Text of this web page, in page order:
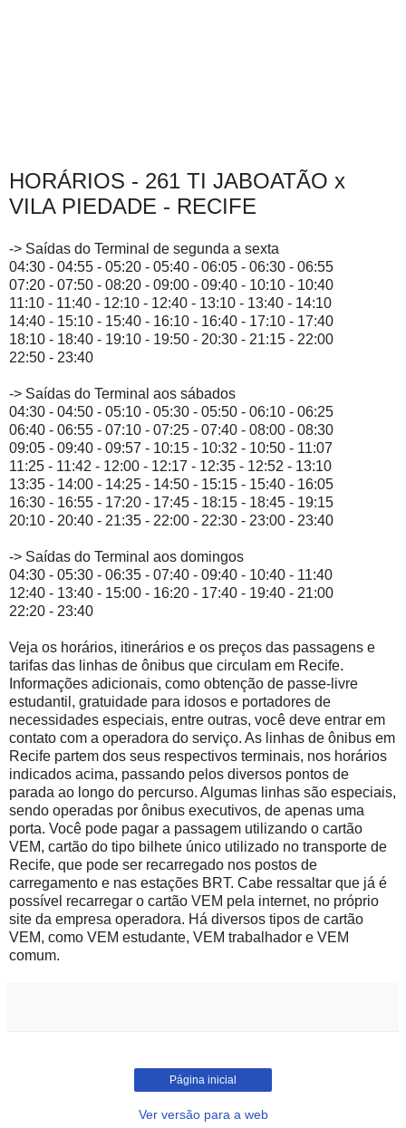
HORÁRIOS - 261 TI JABOATÃO x
VILA PIEDADE - RECIFE
-> Saídas do Terminal de segunda a sexta
04:30 - 04:55 - 05:20 - 05:40 - 06:05 - 06:30 - 06:55
07:20 - 07:50 - 08:20 - 09:00 - 09:40 - 10:10 - 10:40
11:10 - 11:40 - 12:10 - 12:40 - 13:10 - 13:40 - 14:10
14:40 - 15:10 - 15:40 - 16:10 - 16:40 - 17:10 - 17:40
18:10 - 18:40 - 19:10 - 19:50 - 20:30 - 21:15 - 22:00
22:50 - 23:40
-> Saídas do Terminal aos sábados
04:30 - 04:50 - 05:10 - 05:30 - 05:50 - 06:10 - 06:25
06:40 - 06:55 - 07:10 - 07:25 - 07:40 - 08:00 - 08:30
09:05 - 09:40 - 09:57 - 10:15 - 10:32 - 10:50 - 11:07
11:25 - 11:42 - 12:00 - 12:17 - 12:35 - 12:52 - 13:10
13:35 - 14:00 - 14:25 - 14:50 - 15:15 - 15:40 - 16:05
16:30 - 16:55 - 17:20 - 17:45 - 18:15 - 18:45 - 19:15
20:10 - 20:40 - 21:35 - 22:00 - 22:30 - 23:00 - 23:40
-> Saídas do Terminal aos domingos
04:30 - 05:30 - 06:35 - 07:40 - 09:40 - 10:40 - 11:40
12:40 - 13:40 - 15:00 - 16:20 - 17:40 - 19:40 - 21:00
22:20 - 23:40
Veja os horários, itinerários e os preços das passagens e
tarifas das linhas de ônibus que circulam em Recife.
Informações adicionais, como obtenção de passe-livre
estudantil, gratuidade para idosos e portadores de
necessidades especiais, entre outras, você deve entrar em
contato com a operadora do serviço. As linhas de ônibus em
Recife partem dos seus respectivos terminais, nos horários
indicados acima, passando pelos diversos pontos de
parada ao longo do percurso. Algumas linhas são especiais,
sendo operadas por ônibus executivos, de apenas uma
porta. Você pode pagar a passagem utilizando o cartão
VEM, cartão do tipo bilhete único utilizado no transporte de
Recife, que pode ser recarregado nos postos de
carregamento e nas estações BRT. Cabe ressaltar que já é
possível recarregar o cartão VEM pela internet, no próprio
site da empresa operadora. Há diversos tipos de cartão
VEM, como VEM estudante, VEM trabalhador e VEM
comum.
Página inicial
Ver versão para a web